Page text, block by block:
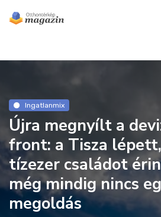
Ingatlanmix
Újra megnyílt a
front: a Tisza
tízezer családot
még mindig nincs
megoldás